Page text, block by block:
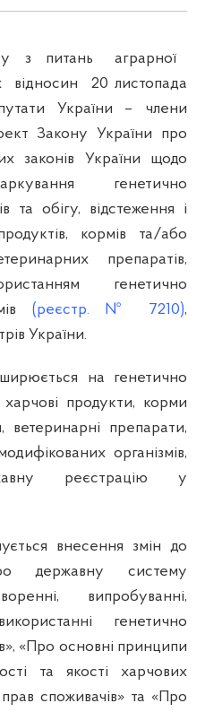
з питань аграрної
20 листопада
України – члени
Закону України про
законів України щодо
генетично
та обігу, відстеження і
кормів та/або
препаратів,
генетично
(реєстр. № 7210),
України.
на генетично
харчові продукти, корми
препарати,
організмів,
реєстрацію у
внесення змін до
державну систему
випробуванні,
генетично
«Про основні принципи
та якості харчових
споживачів» та «Про